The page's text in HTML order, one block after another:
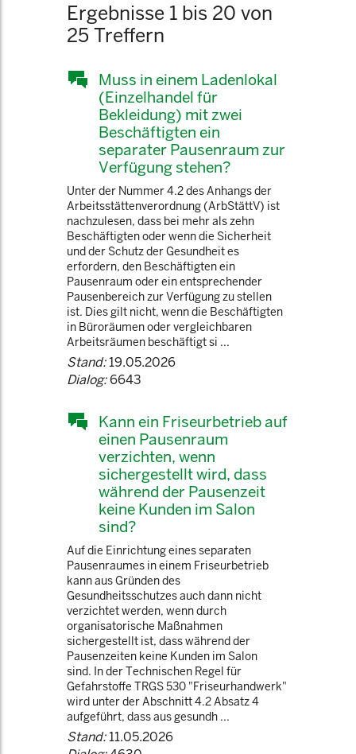
Ergebnisse 1 bis 20 von
25 Treffern
Muss in einem Ladenlokal
(Einzelhandel für
Bekleidung) mit zwei
Beschäftigten ein
separater Pausenraum zur
Verfügung stehen?
Unter der Nummer 4.2 des Anhangs der
Arbeitsstättenverordnung (ArbStättV) ist
nachzulesen, dass bei mehr als zehn
Beschäftigten oder wenn die Sicherheit
und der Schutz der Gesundheit es
erfordern, den Beschäftigten ein
Pausenraum oder ein entsprechender
Pausenbereich zur Verfügung zu stellen
ist. Dies gilt nicht, wenn die Beschäftigten
in Büroräumen oder vergleichbaren
Arbeitsräumen beschäftigt si ...
Stand:19.05.2026
Dialog:6643
Kann ein Friseurbetrieb auf
einen Pausenraum
verzichten, wenn
sichergestellt wird, dass
während der Pausenzeit
keine Kunden im Salon
sind?
Auf die Einrichtung eines separaten
Pausenraumes in einem Friseurbetrieb
kann aus Gründen des
Gesundheitsschutzes auch dann nicht
verzichtet werden, wenn durch
organisatorische Maßnahmen
sichergestellt ist, dass während der
Pausenzeiten keine Kunden im Salon
sind. In der Technischen Regel für
Gefahrstoffe TRGS 530 "Friseurhandwerk"
wird unter der Abschnitt 4.2 Absatz 4
aufgeführt, dass aus gesundh ...
Stand:11.05.2026